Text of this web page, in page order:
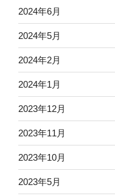
2024年6月
2024年5月
2024年2月
2024年1月
2023年12月
2023年11月
2023年10月
2023年5月